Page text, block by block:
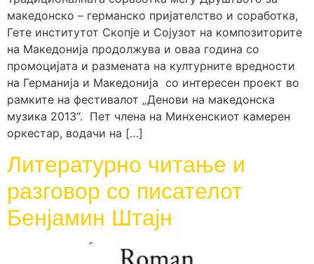
македонско – германско пријателство и соработка,
Гете институтот Скопје и Сојузот на композиторите
на Македонија продолжува и оваа година со
промоцијата и размената на културните вредности
на Германија и Македонија со интересен проект во
рамките на фестивалот „Денови на македонска
музика 2013“. Пет члена на Минхенскиот камерен
оркестар, водачи на […]
Литературно читање и
разговор со писателот
Бенјамин Штајн